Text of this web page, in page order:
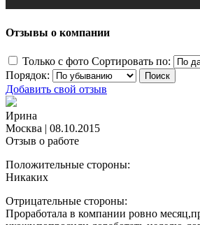
Отзывы о компании
Только с фото Сортировать по:
Порядок:
Добавить свой отзыв
Ирина
Москва | 08.10.2015
Отзыв о работе
Положительные стороны:
Никаких
Отрицательные стороны:
Проработала в компании ровно